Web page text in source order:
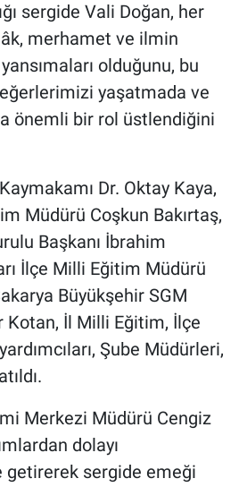
sergide Vali Doğan, her
merhamet ve ilmin
olduğunu, bu
yaşatmada ve
önemli bir rol üstlendiğini
Dr. Oktay Kaya,
Müdürü Coşkun Bakırtaş,
Başkanı İbrahim
İlçe Milli Eğitim Müdürü
Büyükşehir SGM
Kotan, İl Milli Eğitim, İlçe
Şube Müdürleri,
Merkezi Müdürü Cengiz
dolayı
sergide emeği